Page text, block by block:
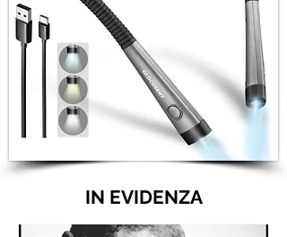
IN EVIDENZA